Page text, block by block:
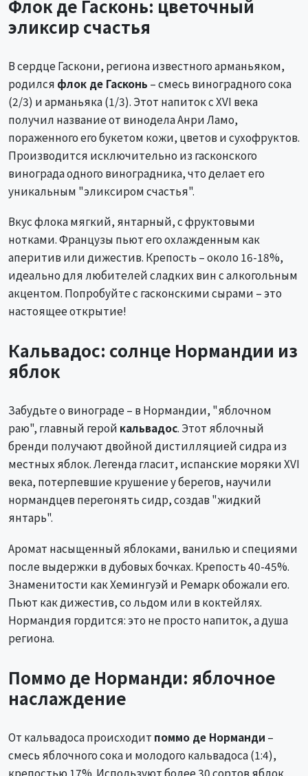
Флок де Гасконь: цветочный
эликсир счастья
В сердце Гаскони, региона известного арманьяком,
родился флок де Гасконь – смесь виноградного сока
(2/3) и арманьяка (1/3). Этот напиток с XVI века
получил название от винодела Анри Ламо,
пораженного его букетом кожи, цветов и сухофруктов.
Производится исключительно из гасконского
винограда одного виноградника, что делает его
уникальным "эликсиром счастья".
Вкус флока мягкий, янтарный, с фруктовыми
нотками. Французы пьют его охлажденным как
аперитив или дижестив. Крепость – около 16-18%,
идеально для любителей сладких вин с алкогольным
акцентом. Попробуйте с гасконскими сырами – это
настоящее открытие!
Кальвадос: солнце Нормандии из
яблок
Забудьте о винограде – в Нормандии, "яблочном
раю", главный герой кальвадос. Этот яблочный
бренди получают двойной дистилляцией сидра из
местных яблок. Легенда гласит, испанские моряки XVI
века, потерпевшие крушение у берегов, научили
нормандцев перегонять сидр, создав "жидкий
янтарь".
Аромат насыщенный яблоками, ванилью и специями
после выдержки в дубовых бочках. Крепость 40-45%.
Знаменитости как Хемингуэй и Ремарк обожали его.
Пьют как дижестив, со льдом или в коктейлях.
Нормандия гордится: это не просто напиток, а душа
региона.
Поммо де Норманди: яблочное
наслаждение
От кальвадоса происходит поммо де Норманди –
смесь яблочного сока и молодого кальвадоса (1:4),
крепостью 17%. Используют более 30 сортов яблок,